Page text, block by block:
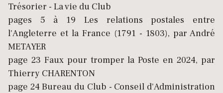
Trésorier - La vie du Club
pages 5 à 19 Les relations postales entre
l'Angleterre et la France (1791 - 1803), par André
METAYER
page 23 Faux pour tromper la Poste en 2024, par
Thierry CHARENTON
page 24 Bureau du Club - Conseil d'Administration